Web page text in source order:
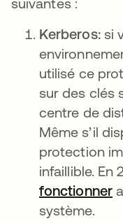
Kerberos: si
utilisé ce
sur des clés
centre de
Même s’il
protection
infaillible. En
fonctionner
système.